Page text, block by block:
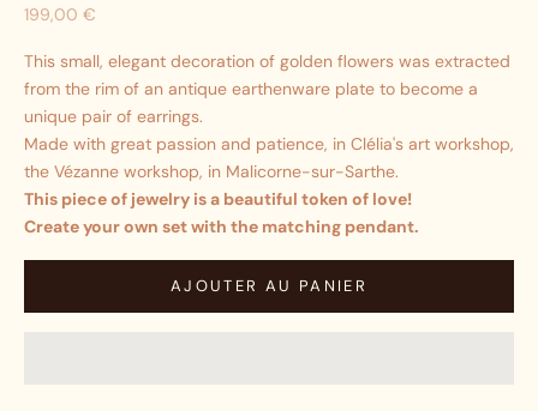
Prix promotionnel
199,00 €
This small, elegant decoration of golden flowers was extracted
from the rim of an antique earthenware plate to become a
unique pair of earrings.
Made with great passion and patience, in Clélia's art workshop,
the Vézanne workshop, in Malicorne-sur-Sarthe.
This piece of jewelry is a beautiful token of love!
Create your own set with the matching pendant.
AJOUTER AU PANIER